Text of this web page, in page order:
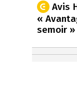
Avis
«
semoir »